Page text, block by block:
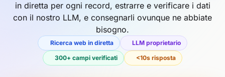
in diretta per ogni record, estrarre e verificare i dati
con il nostro LLM, e consegnarli ovunque ne abbiate
bisogno.
Ricerca web in diretta
LLM proprietario
300+ campi verificati
<10s risposta